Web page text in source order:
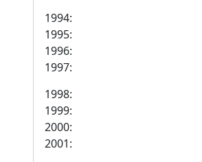
1994:
1995:
1996:
1997:
1998:
1999:
2000:
2001: